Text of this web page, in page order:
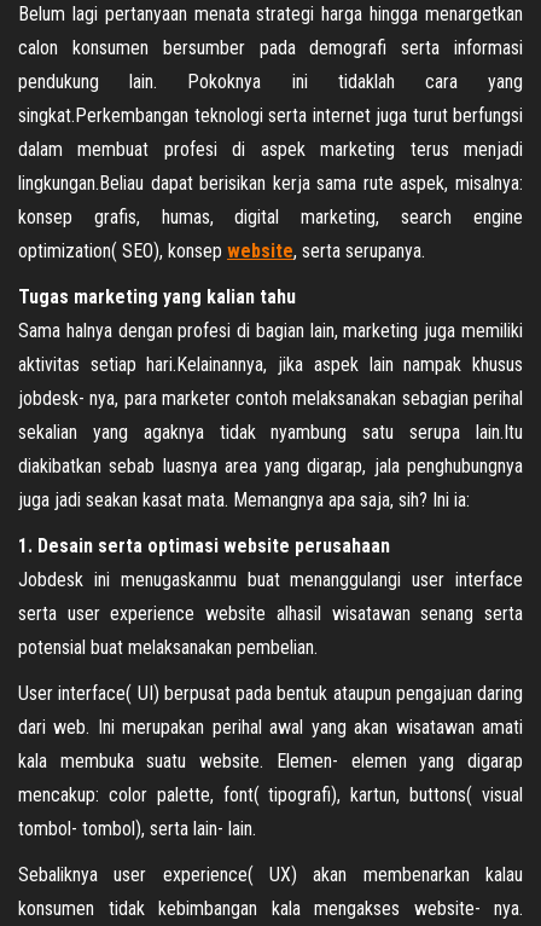
Belum lagi pertanyaan menata strategi harga hingga menargetkan
calon konsumen bersumber pada demografi serta informasi
pendukung lain. Pokoknya ini tidaklah cara yang
singkat.Perkembangan teknologi serta internet juga turut berfungsi
dalam membuat profesi di aspek marketing terus menjadi
lingkungan.Beliau dapat berisikan kerja sama rute aspek, misalnya:
konsep grafis, humas, digital marketing, search engine
optimization( SEO), konsep website, serta serupanya.
Tugas marketing yang kalian tahu
Sama halnya dengan profesi di bagian lain, marketing juga memiliki
aktivitas setiap hari.Kelainannya, jika aspek lain nampak khusus
jobdesk- nya, para marketer contoh melaksanakan sebagian perihal
sekalian yang agaknya tidak nyambung satu serupa lain.Itu
diakibatkan sebab luasnya area yang digarap, jala penghubungnya
juga jadi seakan kasat mata. Memangnya apa saja, sih? Ini ia:
1. Desain serta optimasi website perusahaan
Jobdesk ini menugaskanmu buat menanggulangi user interface
serta user experience website alhasil wisatawan senang serta
potensial buat melaksanakan pembelian.
User interface( UI) berpusat pada bentuk ataupun pengajuan daring
dari web. Ini merupakan perihal awal yang akan wisatawan amati
kala membuka suatu website. Elemen- elemen yang digarap
mencakup: color palette, font( tipografi), kartun, buttons( visual
tombol- tombol), serta lain- lain.
Sebaliknya user experience( UX) akan membenarkan kalau
konsumen tidak kebimbangan kala mengakses website- nya.